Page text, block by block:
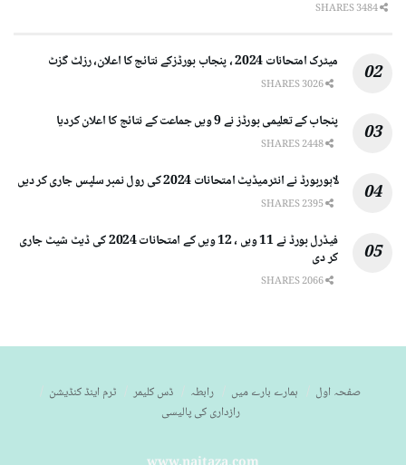
میٹرک امتحانات 2024 ، پنجاب بورڈزکے نتائج کا اعلان، رزلٹ گزٹ
پنجاب کے تعلیمی بورڈز نے 9 ویں جماعت کے نتائج کا اعلان کردیا
لاہوربورڈ نے انٹرمیڈیٹ امتحانات 2024 کی رول نمبر سلپس جاری کر دیں
فیڈرل بورڈ نے 11 ویں ، 12 ویں کے امتحانات 2024 کی ڈیٹ شیٹ جاری
کر دی
صفحہ اول ہمارے بارے میں رابطہ ڈس کلیمر
ٹرم اینڈ کنڈیشن
رازداری کی پالیسی